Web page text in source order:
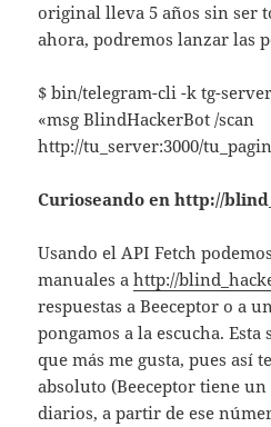
original lleva 5 años sin ser
ahora, podremos lanzar las
$ bin/telegram-cli -k tg-
«msg BlindHackerBot /scan
http://tu_server:3000/
Curioseando en http://
Usando el API Fetch
manuales ahttp://
respuestas a Beeceptor o a
pongamos a la escucha.
que más me gusta, pues así
absoluto (Beeceptor tiene
diarios, a partir de ese